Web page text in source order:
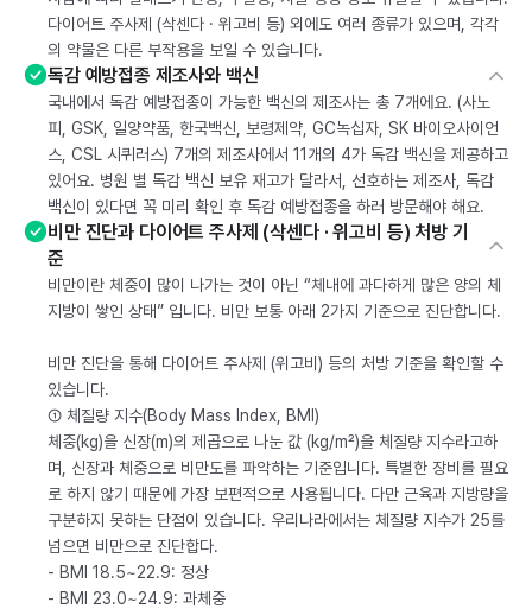
다이어트 주사제 (삭센다 · 위고비 등) 외에도 여러 종류가 있으며, 각각
의 약물은 다른 부작용을 보일 수 있습니다.
독감 예방접종 제조사와 백신
국내에서 독감 예방접종이 가능한 백신의 제조사는 총 7개에요. (사노
피, GSK, 일양약품, 한국백신, 보령제약, GC녹십자, SK 바이오사이언
스, CSL 시퀴러스) 7개의 제조사에서 11개의 4가 독감 백신을 제공하고
있어요. 병원 별 독감 백신 보유 재고가 달라서, 선호하는 제조사, 독감
백신이 있다면 꼭 미리 확인 후 독감 예방접종을 하러 방문해야 해요.
비만 진단과 다이어트 주사제 (삭센다 · 위고비 등) 처방 기
준
비만이란 체중이 많이 나가는 것이 아닌 “체내에 과다하게 많은 양의 체
지방이 쌓인 상태” 입니다. 비만 보통 아래 2가지 기준으로 진단합니다.
비만 진단을 통해 다이어트 주사제 (위고비) 등의 처방 기준을 확인할 수
있습니다.
① 체질량 지수(Body Mass Index, BMI)
체중(kg)을 신장(m)의 제곱으로 나눈 값 (kg/m²)을 체질량 지수라고하
며, 신장과 체중으로 비만도를 파악하는 기준입니다. 특별한 장비를 필요
로 하지 않기 때문에 가장 보편적으로 사용됩니다. 다만 근육과 지방량을
구분하지 못하는 단점이 있습니다. 우리나라에서는 체질량 지수가 25를
넘으면 비만으로 진단합다.
- BMI 18.5~22.9: 정상
- BMI 23.0~24.9: 과체중